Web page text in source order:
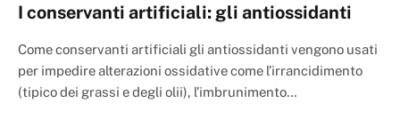
I conservanti artificiali: gli antiossidanti
Come conservanti artificiali gli antiossidanti vengono usati
per impedire alterazioni ossidative come l’irrancidimento
(tipico dei grassi e degli olii), l’imbrunimento…